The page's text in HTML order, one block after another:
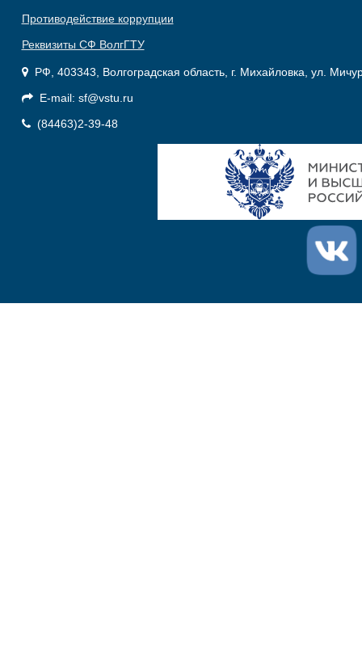
Противодействие коррупции
Реквизиты СФ ВолгГТУ
РФ, 403343, Волгоградская область, г. Михайловка, ул.
E-mail: sf@vstu.ru
(84463)2-39-48